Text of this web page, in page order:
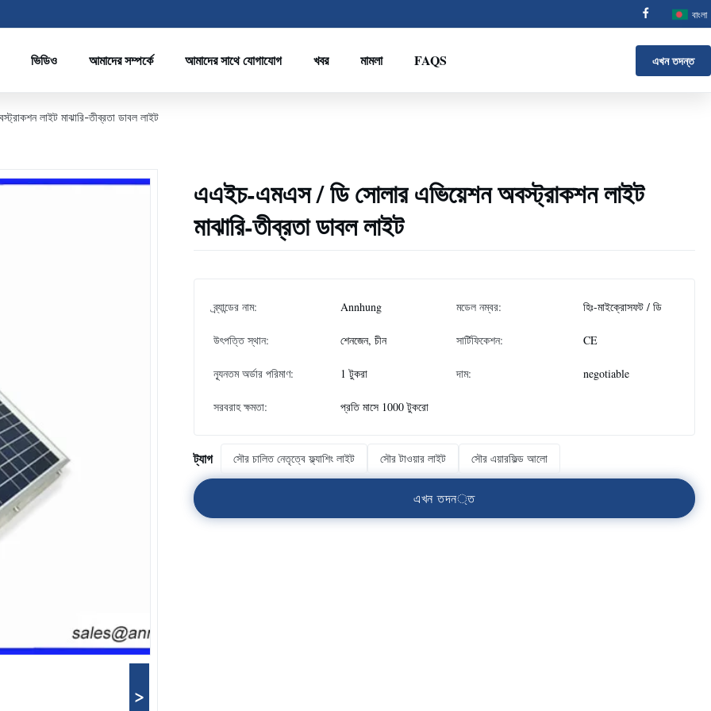
বাংলা
ভিডিও আমাদের সম্পর্কে আমাদের সাথে যোগাযোগ খবর মামলা FAQS এখন তদন্ত
লাইট মাঝারি-তীব্রতা ডাবল লাইট
>
এএইচ-এমএস / ডি সোলার এভিয়েশন অবস্ট্রাকশন লাইট
মাঝারি-তীব্রতা ডাবল লাইট
ব্র্যান্ডের নাম: Annhung মডেল নম্বর: হিঃ-মাইক্রোসফট / ডি
উৎপত্তি স্থান: শেনজেন, চীন সার্টিফিকেশন: CE
ন্যূনতম অর্ডার পরিমাণ: 1 টুকরা দাম: negotiable
সরবরাহ ক্ষমতা: প্রতি মাসে 1000 টুকরো
ট্যাগ সৌর চালিত নেতৃত্বে ফ্ল্যাশিং লাইট সৌর টাওয়ার লাইট সৌর এয়ারফিল্ড আলো
এখন তদন্ত